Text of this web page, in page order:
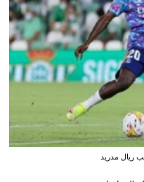
ريال مدريد